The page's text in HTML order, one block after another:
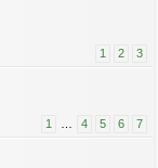
1 2 3
1 4 5 6 7